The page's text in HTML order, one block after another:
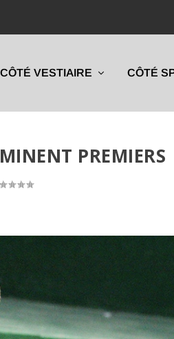
CÔTÉ VESTIAIRE CÔTÉ
PREMIERS